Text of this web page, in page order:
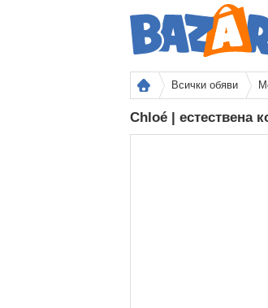
Всички обяви
Chloé | естествена